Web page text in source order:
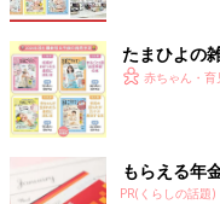
たまひよの
赤ちゃん・育
もらえる年
PR(くらしの話題)